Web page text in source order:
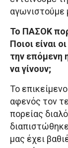
αγωνιστούμε
Το ΠΑΣΟΚ
Ποιοι είναι
την επόμενη
να γίνουν;
Το
αφενός τον
πορείας
μας έχει